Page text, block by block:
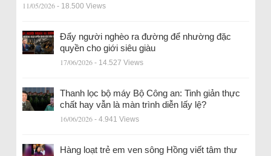
11/05/2026 - 18.500 Views
Đẩy người nghèo ra đường để nhường đặc
quyền cho giới siêu giàu
17/06/2026 - 14.527 Views
Thanh lọc bộ máy Bộ Công an: Tinh giản thực
chất hay vẫn là màn trình diễn lấy lệ?
16/06/2026 - 4.941 Views
Hàng loạt trẻ em ven sông Hồng viết tâm thư